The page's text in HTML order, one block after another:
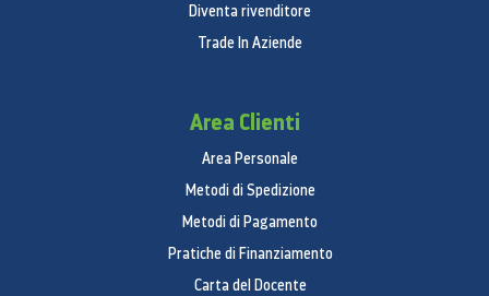
Funzioni Power Freeze
Vassoio ghiaccio
Luce LED Interna
Caratteristiche generali
Diventa rivenditore
Trade In Aziende
Area Clienti
Area Personale
Metodi di Spedizione
Metodi di Pagamento
Pratiche di Finanziamento
Carta del Docente